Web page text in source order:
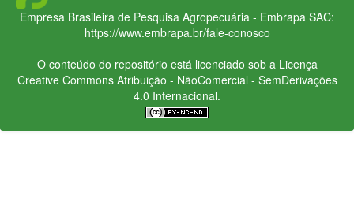
Empresa Brasileira de Pesquisa Agropecuária - Embrapa SAC:
https://www.embrapa.br/fale-conosco
O conteúdo do repositório está licenciado sob a Licença
Creative CommonsAtribuição - NãoComercial - SemDerivações
4.0 Internacional.